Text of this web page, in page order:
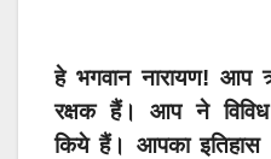
हे भगवान नारायण! आप
रक्षक हैं। आपने
किये हैं। आपका इतिहास